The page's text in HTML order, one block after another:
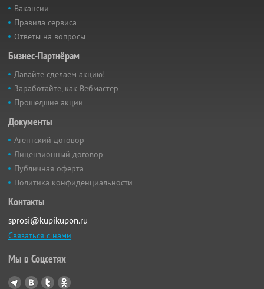
Вакансии
Правила сервиса
Ответы на вопросы
Бизнес-Партнёрам
Давайте сделаем акцию!
Заработайте, как Вебмастер
Прошедшие акции
Документы
Агентский договор
Лицензионный договор
Публичная оферта
Политика конфиденциальности
Контакты
sprosi@kupikupon.ru
Связаться с нами
Мы в Соцсетях